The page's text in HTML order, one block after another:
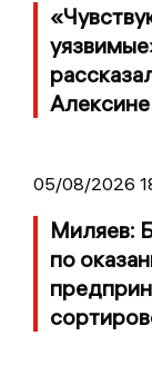
Алексине
05/08/2026
Миляев:
по